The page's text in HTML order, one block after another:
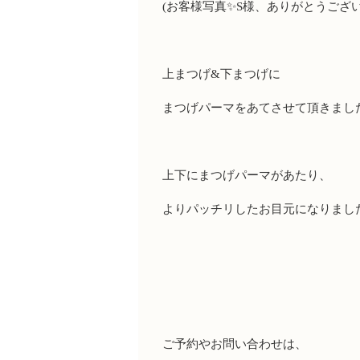
(お客様写真✨S様、ありがとうござ
上まつげ&下まつげに
まつげパーマをあてさせて頂きまし
上下にまつげパーマがあたり、
よりパッチリしたお目元になりまし
ご予約やお問い合わせは、